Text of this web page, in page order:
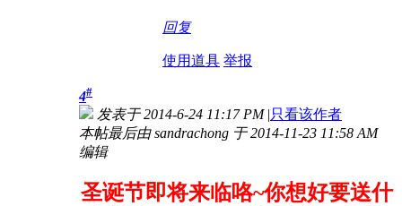
回复
使用道具 举报
4#
发表于 2014-6-24 11:17 PM |只看该作者
本帖最后由 sandrachong 于 2014-11-23 11:58 AM
编辑
圣诞节即将来临咯~你想好要送什